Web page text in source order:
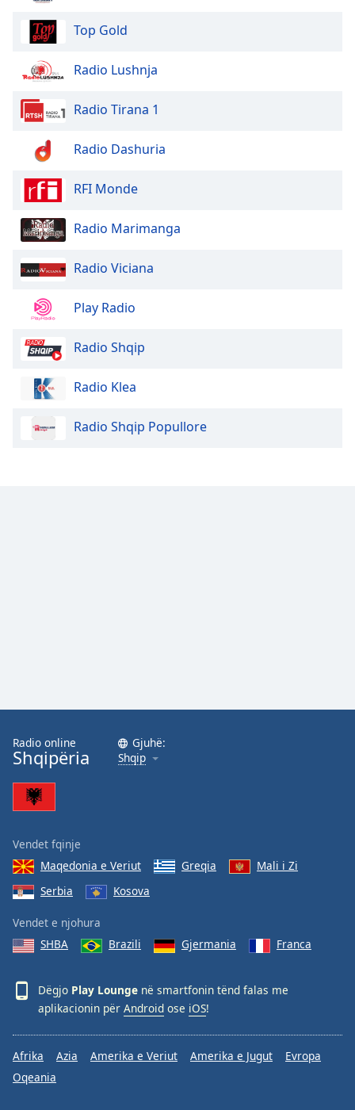
Family
Modal
dialog
window.
Top Gold
Radio Lushnja
Radio Tirana 1
Radio Dashuria
RFI Monde
Radio Marimanga
Radio Viciana
Play Radio
Radio Shqip
Radio Klea
Radio Shqip Popullore
Radio online
Shqipëria
Gjuhë:
Shqip
Vendet fqinje
Maqedonia e Veriut
Greqia
Mali i Zi
Serbia
Kosova
Vendet e njohura
SHBA
Brazili Gjermania Franca
Dëgjo Play Lounge në smartfonin tënd falas me
aplikacionin për Android ose iOS!
Afrika Azia Amerika e Veriut Amerika e Jugut
Evropa
Oqeania